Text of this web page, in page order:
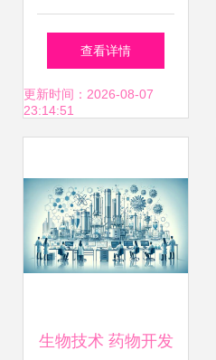
一品威客网年度V
影响力服务商创业
查看详情
更新时间：2026-08-07
23:14:51
生物技术 药物开发